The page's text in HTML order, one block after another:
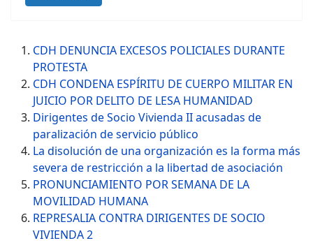
CDH DENUNCIA EXCESOS POLICIALES DURANTE
PROTESTA
CDH CONDENA ESPÍRITU DE CUERPO MILITAR EN
JUICIO POR DELITO DE LESA HUMANIDAD
Dirigentes de Socio Vivienda II acusadas de
paralización de servicio público
La disolución de una organización es la forma más
severa de restricción a la libertad de asociación
PRONUNCIAMIENTO POR SEMANA DE LA
MOVILIDAD HUMANA
REPRESALIA CONTRA DIRIGENTES DE SOCIO
VIVIENDA 2